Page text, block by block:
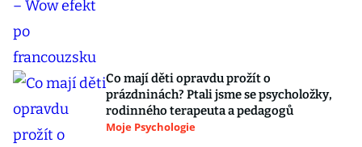
Co mají děti opravdu prožít o
prázdninách? Ptali jsme se psycholožky,
rodinného terapeuta a pedagogů
Moje Psychologie